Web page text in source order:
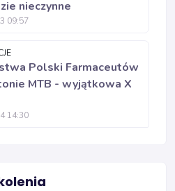
nieczynne
09:57
Polski Farmaceutów
MTB - wyjątkowa X
14:30